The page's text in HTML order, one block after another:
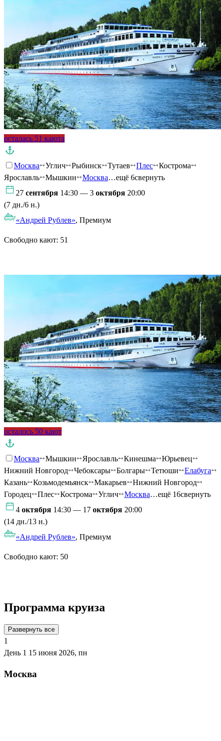
осталась 51 каюта
Москва Углич Рыбинск Тутаев Плес
Кострома
Ярославль
Мышкин Москва…ещё 6свернуть
27 сентября 14:30 — 3 октября 20:00
(7 дн./6 н.)
«Андрей Рублев», Премиум
Свободно кают: 51
осталось 50 кают
Москва Мышкин Ярославль Кинешма
Юрьевец
Нижний Новгород
Чебоксары Болгары Тетюши
Елабуга
Казань
Козьмодемьянск Макарьев
Нижний Новгород
Городец
Плес Кострома Углич Москва…ещё 16свернуть
4 октября 14:30 — 17 октября 20:00
(14 дн./13 н.)
«Андрей Рублев», Премиум
Свободно кают: 50
Программа круиза
Развернуть все
1
День 1 15 июня 2026, пн
Москва